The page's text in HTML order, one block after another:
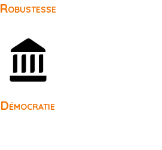
Robustesse
Démocratie